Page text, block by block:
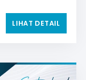
dll)
LIHAT DETAIL